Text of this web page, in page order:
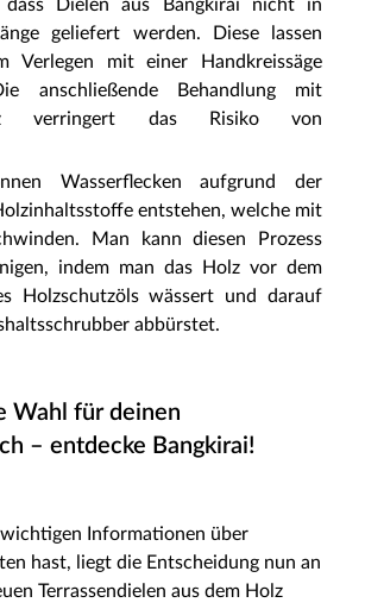
Dielen aus Bangkirai nicht in
geliefert werden. Diese lassen
Verlegen mit einer Handkreissäge
anschließende Behandlung mit
verringert das Risiko von
Wasserflecken aufgrund der
entstehen, welche mit
Man kann diesen Prozess
indem man das Holz vor dem
Holzschutzöls wässert und darauf
abbürstet.
Wahl für deinen
– entdecke Bangkirai!
wichtigen Informationen über
hast, liegt die Entscheidung nun an
Terrassendielen aus dem Holz